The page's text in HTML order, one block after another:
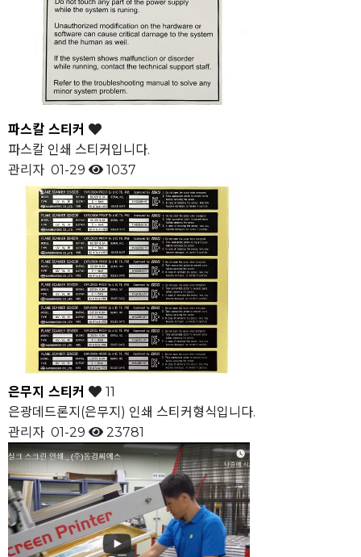
파스칼 스티커
파스칼 인쇄 스티커입니다.
관리자 01-29 1037
은무지 스티커
11
은광데드론지(은무지) 인쇄 스티커형식입니다.
관리자 01-29 23781